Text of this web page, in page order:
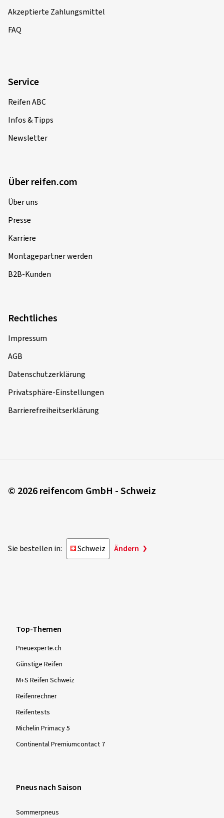
Akzeptierte Zahlungsmittel
FAQ
Service
Reifen ABC
Infos & Tipps
Newsletter
Über reifen.com
Über uns
Presse
Karriere
Montagepartner werden
B2B-Kunden
Rechtliches
Impressum
AGB
Datenschutzerklärung
Privatsphäre-Einstellungen
Barrierefreiheitserklärung
© 2026 reifencom GmbH - Schweiz
Sie bestellen in: Schweiz Ändern
Top-Themen
Pneuexperte.ch
Günstige Reifen
M+S Reifen Schweiz
Reifenrechner
Reifentests
Michelin Primacy 5
Continental Premiumcontact 7
Pneus nach Saison
Sommer­pneus